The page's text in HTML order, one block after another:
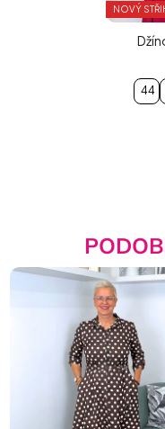
NOVÝ
44